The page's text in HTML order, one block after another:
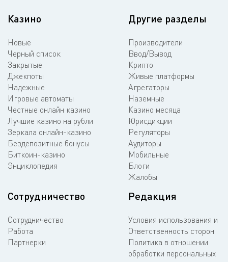
Казино
Новые
Черный список
Закрытые
Джекпоты
Надежные
Игровые автоматы
Честные онлайн казино
Лучшие казино на рубли
Зеркала онлайн-казино
Бездепозитные бонусы
Биткоин-казино
Энциклопедия
Другие разделы
Производители
Ввод/Вывод
Крипто
Живые платформы
Агрегаторы
Наземные
Казино месяца
Юрисдикции
Регуляторы
Аудиторы
Мобильные
Блоги
Жалобы
Сотрудничество
Сотрудничество
Работа
Партнерки
Редакция
Условия использования и
Ответственность сторон
Политика в отношении
обработки персональных